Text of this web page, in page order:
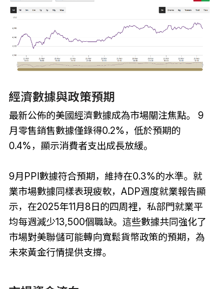
經濟數據與政策預期
最新公佈的美國經濟數據成為市場關注焦點。 9
月零售銷售數據僅錄得0.2%，低於預期的
0.4%，顯示消費者支出成長放緩。
9月PPI數據符合預期，維持在0.3%的水準。就
業市場數據同樣表現疲軟，ADP週度就業報告顯
示，在2025年11月8日的四周裡，私部門就業平
均每週減少13,500個職缺。這些數據共同強化了
市場對美聯儲可能轉向寬鬆貨幣政策的預期，為
未來黃金行情提供支撐。